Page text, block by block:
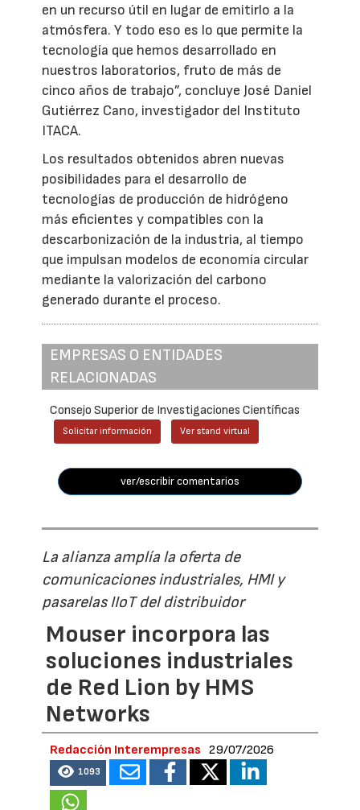
en un recurso útil en lugar de emitirlo a la
atmósfera. Y todo eso es lo que permite la
tecnología que hemos desarrollado en
nuestros laboratorios, fruto de más de
cinco años de trabajo”, concluye José Daniel
Gutiérrez Cano, investigador del Instituto
ITACA.
Los resultados obtenidos abren nuevas
posibilidades para el desarrollo de
tecnologías de producción de hidrógeno
más eficientes y compatibles con la
descarbonización de la industria, al tiempo
que impulsan modelos de economía circular
mediante la valorización del carbono
generado durante el proceso.
EMPRESAS O ENTIDADES
RELACIONADAS
Consejo Superior de Investigaciones Científicas
Solicitar información Ver stand virtual
ver/escribir comentarios
La alianza amplía la oferta de
comunicaciones industriales, HMI y
pasarelas IIoT del distribuidor
Mouser incorpora las
soluciones industriales
de Red Lion by HMS
Networks
Redacción Interempresas 29/07/2026
1093